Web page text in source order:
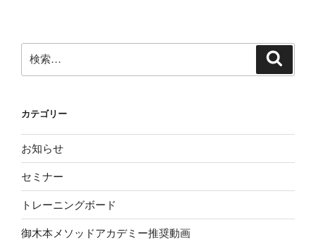
ー
シ
索:
カテゴリー
お知らせ
セミナー
トレーニングボード
御木本メソッドアカデミー推奨動画